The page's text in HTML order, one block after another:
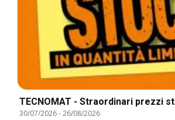
TECNOMAT - Straordinari prezzi
30/07/2026-26/08/2026